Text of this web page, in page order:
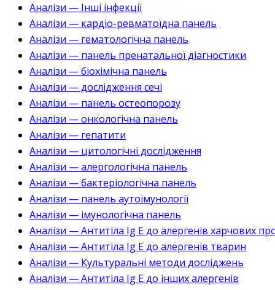
Аналізи — Інші інфекції
Аналізи — кардіо-ревматоїдна панель
Аналізи — гематологічна панель
Аналізи — панель пренатальної діагностики
Аналізи — біохімічна панель
Аналізи — дослідження сечі
Аналізи — панель остеопорозу
Аналізи — онкологічна панель
Аналізи — гепатити
Аналізи — цитологічні дослідження
Аналізи — алергологічна панель
Аналізи — бактеріологічна панель
Аналізи — панель аутоімунології
Аналізи — імунологічна панель
Аналізи — Антитіла Ig E до алергенів харчових
Аналізи — Антитіла Ig E до алергенів тварин
Аналізи — Культуральні методи досліджень
Аналізи — Антитіла Ig E до інших алергенів